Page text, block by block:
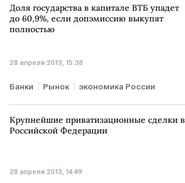
Доля государства в капитале ВТБ упадет
до 60,9%, если допэмиссию выкупят
полностью
28 апреля 2013, 15:38
Банки Рынок экономика России
Допэмиссия акций ВТБ
Крупнейшие приватизационные сделки в
Российской Федерации
28 апреля 2013, 14:49